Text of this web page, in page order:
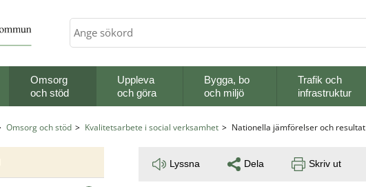
Sök
Omsorg
och stöd
Uppleva
och göra
Bygga, bo
och miljö
Trafik och
infrastruktur
Omsorg och stöd Kvalitetsarbete i social verksamhet Nationella jämförelser och resultat
Lyssna Dela Skriv ut